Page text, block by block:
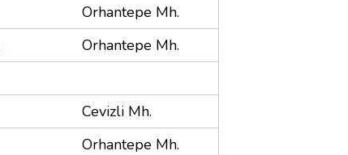
Orhantepe Mh.
Orhantepe Mh.
Cevizli Mh.
Orhantepe Mh.